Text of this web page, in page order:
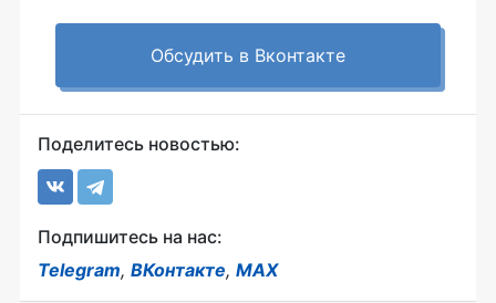
Обсудить в Вконтакте
Поделитесь новостью:
Подпишитесь на нас:
Telegram, ВКонтакте, MAX